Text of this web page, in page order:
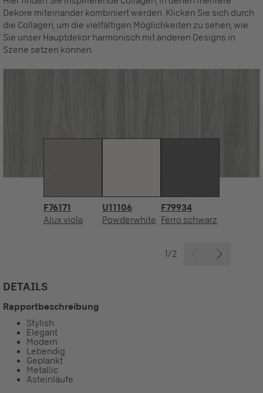
Dekore miteinander kombiniert werden. Klicken Sie sich durch
die Collagen, um die vielfältigen Möglichkeiten zu sehen, wie
Sie unser Hauptdekor harmonisch mit anderen Designs in
Szene setzen können.
F76171
Alux viola
U11106
Powderwhite
F79934
Ferro schwarz
1/2
DETAILS
Rapportbeschreibung
Stylish
Elegant
Modern
Lebendig
Geplankt
Metallic
Asteinläufe